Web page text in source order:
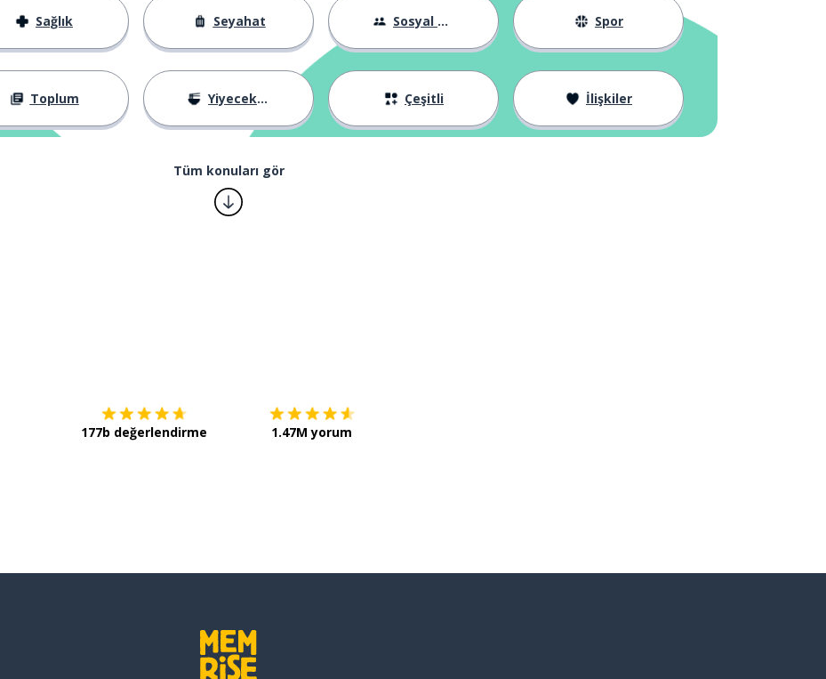
Sağlık Seyahat Sosyal Hayat Spor
Toplum Yiyecekler Çeşitli İlişkiler
Tüm konuları gör
177b değerlendirme 1.47M yorum